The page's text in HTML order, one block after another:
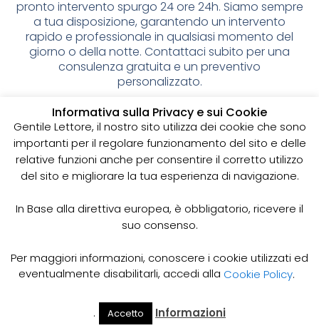
pronto intervento spurgo 24 ore 24h. Siamo sempre
a tua disposizione, garantendo un intervento
rapido e professionale in qualsiasi momento del
giorno o della notte. Contattaci subito per una
consulenza gratuita e un preventivo
personalizzato.
Spurgo pozzi neri: cos’è e
perché è importante
I pozzi neri sono delle strutture sotterranee utilizzate
per la raccolta delle acque reflue domestiche,
sistema di smaltimento delle acque fognarie. Lo
spurgo dei pozzi neri è un’operazione essenziale
e prevenire il rischio di allagamenti, cattivi odori e
infezioni.
Lo spurgo dei pozzi neri viene effettuato mediante
l’utilizzo di apposite pompe e attrezzature
Cerca Il Mio
Informativa sulla Privacy e sui Cookie
Gentile Lettore, il nostro sito utilizza dei cookie che sono
importanti per il regolare funzionamento del sito e delle
relative funzioni anche per consentire il corretto utilizzo
del sito e migliorare la tua esperienza di navigazione.
In Base alla direttiva europea, è obbligatorio, ricevere il
suo consenso.
Per maggiori informazioni, conoscere i cookie utilizzati ed
eventualmente disabilitarli, accedi alla Cookie Policy.
. Accetto Informazioni